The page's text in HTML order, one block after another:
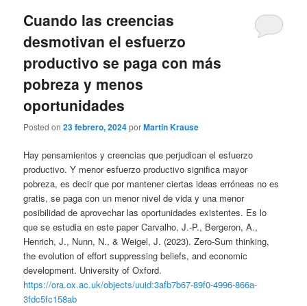
Cuando las creencias
desmotivan el esfuerzo
productivo se paga con más
pobreza y menos
oportunidades
Posted on23 febrero, 2024porMartin Krause
Hay pensamientos y creencias que perjudican el esfuerzo
productivo. Y menor esfuerzo productivo significa mayor
pobreza, es decir que por mantener ciertas ideas erróneas no es
gratis, se paga con un menor nivel de vida y una menor
posibilidad de aprovechar las oportunidades existentes. Es lo
que se estudia en este paper Carvalho, J.-P., Bergeron, A.,
Henrich, J., Nunn, N., & Weigel, J. (2023). Zero-Sum thinking,
the evolution of effort suppressing beliefs, and economic
development. University of Oxford.
https://ora.ox.ac.uk/objects/uuid:3afb7b67-89f0-4996-866a-
3fdc5fc158ab